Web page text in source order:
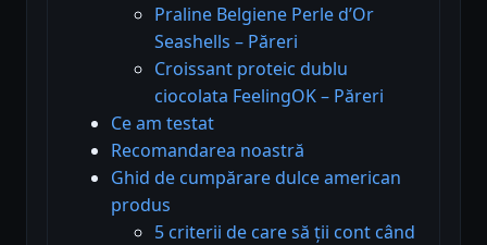
Praline Belgiene Perle d’Or
Seashells – Păreri
Croissant proteic dublu
ciocolata FeelingOK – Păreri
Ce am testat
Recomandarea noastră
Ghid de cumpărare dulce american
produs
5 criterii de care să ții cont când